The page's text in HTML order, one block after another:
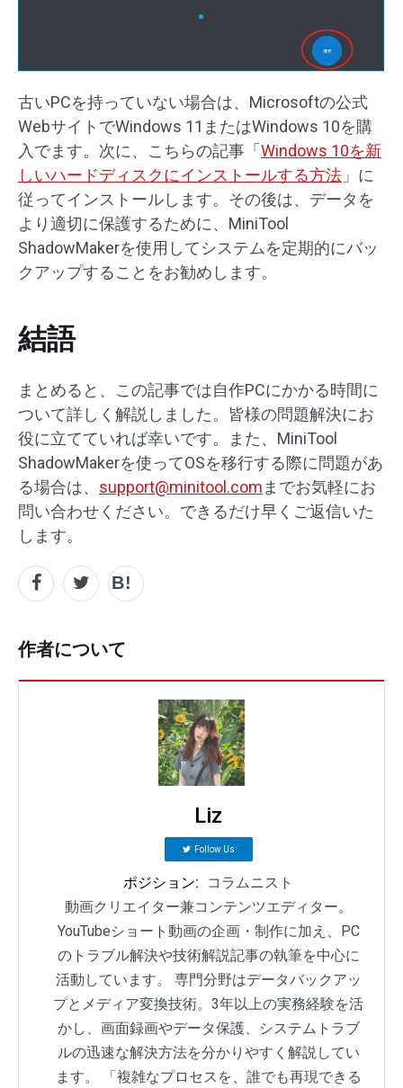
古いPCを持っていない場合は、Microsoftの公式
WebサイトでWindows 11またはWindows 10を購
入でます。次に、こちらの記事「Windows 10を新
しいハードディスクにインストールする方法 」に
従ってインストールします。その後は、データを
より適切に保護するために、MiniTool
ShadowMakerを使用してシステムを定期的にバッ
クアップすることをお勧めします。
結語
まとめると、この記事では自作PCにかかる時間に
ついて詳しく解説しました。皆様の問題解決にお
役に立てていれば幸いです。また、MiniTool
ShadowMakerを使ってOSを移行する際に問題があ
る場合は、 support@minitool.com までお気軽にお
問い合わせください。できるだけ早くご返信いた
します。
作者について
Liz
Follow Us
ポジション:
コラムニスト
動画クリエイター兼コンテンツエディター。
YouTubeショート動画の企画・制作に加え、PC
のトラブル解決や技術解説記事の執筆を中心に
活動しています。 専門分野はデータバックアッ
プとメディア変換技術。3年以上の実務経験を活
かし、画面録画やデータ保護、システムトラブ
ルの迅速な解決方法を分かりやすく解説してい
ます。 「複雑なプロセスを、誰でも再現できる